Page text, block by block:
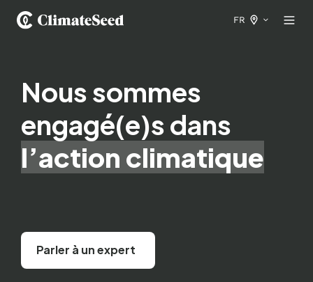
FR
Nous sommes
engagé(e)s dans
l’action climatique
Parler à un expert